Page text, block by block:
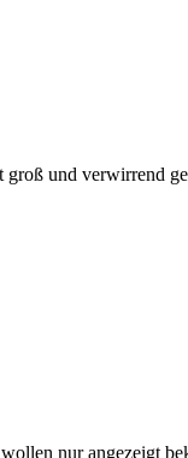
und verwirrend
nur angezeigt